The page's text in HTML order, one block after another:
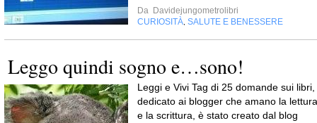
Da Davidejungometrolibri
CURIOSITÀ SALUTE E BENESSERE
Leggo quindi sogno e…sono!
Leggi e Vivi Tag di 25 domande sui libri,
dedicato ai blogger che amano la lettura
e la scrittura, è stato creato dal blog